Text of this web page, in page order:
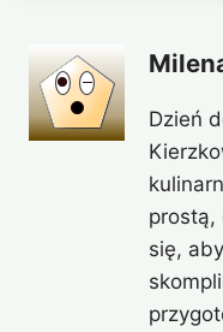
Dzień
prostą,
się,